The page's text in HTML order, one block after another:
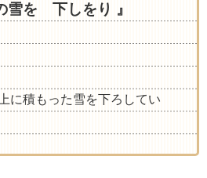
雪を 下しをり 』
に積もった雪を下ろしてい